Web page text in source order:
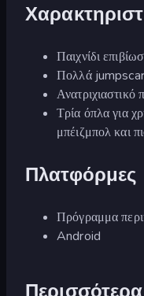
Παιχνίδι
Πολλά
Ανατριχιαστικό
Τρία όπλα για
μπέιζμπολ και
Πλατφόρμες
Πρόγραμμα
Android